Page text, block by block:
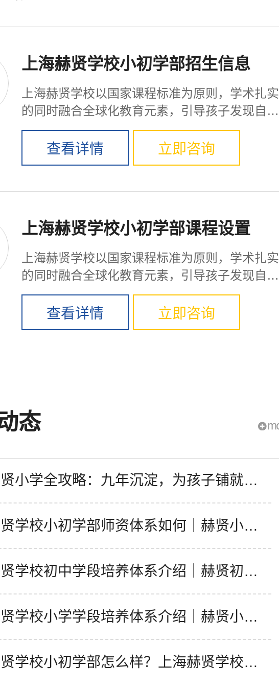
上海赫贤学校小初学部招生信息
上海赫贤学校以国家课程标准为原则，学术扎实
的同时融合全球化教育元素，引导孩子发现自己
的独特，探索生命...
查看详情 立即咨询
上海赫贤学校小初学部课程设置
上海赫贤学校以国家课程标准为原则，学术扎实
的同时融合全球化教育元素，引导孩子发现自己
的独特，探索生命...
查看详情 立即咨询
态
小学全攻略：九年沉淀，为孩子铺就卓
路
学校小初学部师资体系如何｜赫贤小初
详情介绍
学校初中学段培养体系介绍｜赫贤初中
概览
学校小学学段培养体系介绍｜赫贤小学
学校小初学部怎么样？上海赫贤学校小
×